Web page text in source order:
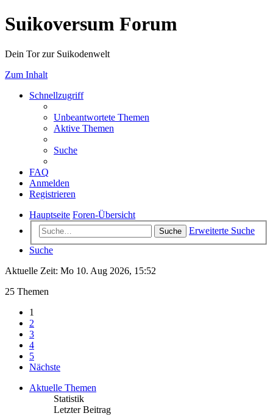
Suikoversum Forum
Dein Tor zur Suikodenwelt
Zum Inhalt
Schnellzugriff
Unbeantwortete Themen
Aktive Themen
Suche
FAQ
Anmelden
Registrieren
Hauptseite Foren-Übersicht
Suche
Erweiterte Suche
Suche
Aktuelle Zeit: Mo 10. Aug 2026, 15:52
25 Themen
1
2
3
4
5
Nächste
Aktuelle Themen
Statistik
Letzter Beitrag